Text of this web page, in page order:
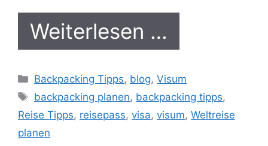
Weiterlesen …
Kategorien
Backpacking Tipps, blog,Visum
Schlagwörter
backpacking planen, backpacking tipps,
Reise Tipps, reisepass, visa, visum, Weltreise
planen